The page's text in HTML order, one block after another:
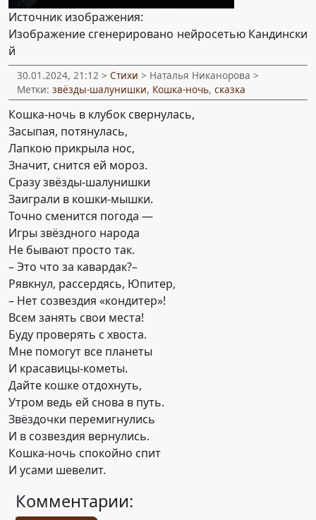
Источник изображения:
Изображение сгенерировано нейросетью Кандински
й
30.01.2024, 21:12 > Стихи > Наталья Никанорова >
Метки: звёзды-шалунишки, Кошка-ночь, сказка
Кошка-ночь в клубок свернулась,
Засыпая, потянулась,
Лапкою прикрыла нос,
Значит, снится ей мороз.
Сразу звёзды-шалунишки
Заиграли в кошки-мышки.
Точно сменится погода —
Игры звёздного народа
Не бывают просто так.
– Это что за кавардак?–
Рявкнул, рассердясь, Юпитер,
– Нет созвездия «кондитер»!
Всем занять свои места!
Буду проверять с хвоста.
Мне помогут все планеты
И красавицы-кометы.
Дайте кошке отдохнуть,
Утром ведь ей снова в путь.
Звёздочки перемигнулись
И в созвездия вернулись.
Кошка-ночь спокойно спит
И усами шевелит.
Комментарии: